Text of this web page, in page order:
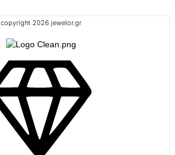
copyright 2026 jewelor.gr